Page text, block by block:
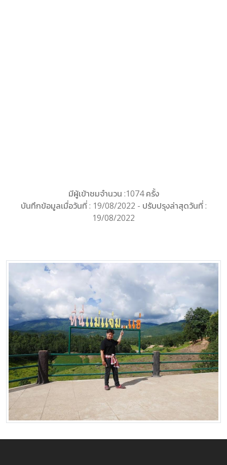
มีผู้เข้าชมจำนวน :1074 ครั้ง
บันทึกข้อมูลเมื่อวันที่ : 19/08/2022 - ปรับปรุงล่าสุดวันที่ :
19/08/2022